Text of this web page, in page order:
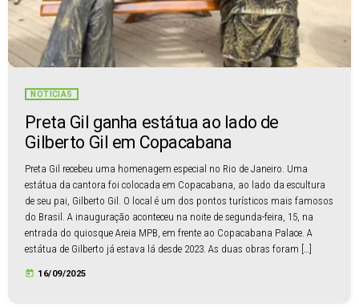
NOTÍCIAS
Preta Gil ganha estátua ao lado de
Gilberto Gil em Copacabana
Preta Gil recebeu uma homenagem especial no Rio de Janeiro. Uma
estátua da cantora foi colocada em Copacabana, ao lado da escultura
de seu pai, Gilberto Gil. O local é um dos pontos turísticos mais famosos
do Brasil. A inauguração aconteceu na noite de segunda-feira, 15, na
entrada do quiosque Areia MPB, em frente ao Copacabana Palace. A
estátua de Gilberto já estava lá desde 2023. As duas obras foram […]
today 16/09/2025